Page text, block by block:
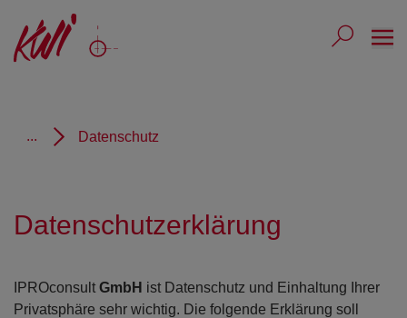
Submit
... Datenschutz
Datenschutzerklärung
IPROconsult GmbH ist Datenschutz und Einhaltung Ihrer
Privatsphäre sehr wichtig. Die folgende Erklärung soll